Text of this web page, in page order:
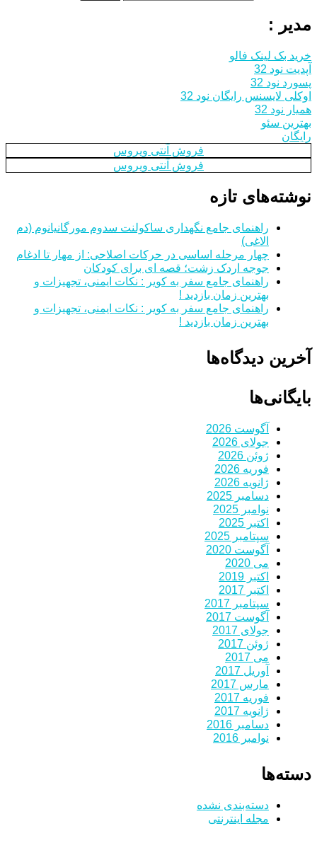
مدیر :
خرید بک لینک فالو
آپدیت نود 32
پسورد نود 32
اوکلی لایسنس رایگان نود 32
همیار نود 32
بهترین سئو
رایگان
فروش آنتی ویروس
فروش آنتی ویروس
نوشته‌های تازه
راهنمای جامع نگهداری ساکولنت سدوم مورگانیانوم (دم
الاغی)
چهار مرحله اساسی در حرکات اصلاحی: از مهار تا ادغام
جوجه اردک زشت؛ قصه ای برای کودکان
راهنمای جامع سفر به کویر : نکات ایمنی، تجهیزات و
بهترین زمان بازدید !
راهنمای جامع سفر به کویر : نکات ایمنی، تجهیزات و
بهترین زمان بازدید !
آخرین دیدگاه‌ها
بایگانی‌ها
آگوست 2026
جولای 2026
ژوئن 2026
فوریه 2026
ژانویه 2026
دسامبر 2025
نوامبر 2025
اکتبر 2025
سپتامبر 2025
آگوست 2020
می 2020
اکتبر 2019
اکتبر 2017
سپتامبر 2017
آگوست 2017
جولای 2017
ژوئن 2017
می 2017
آوریل 2017
مارس 2017
فوریه 2017
ژانویه 2017
دسامبر 2016
نوامبر 2016
دسته‌ها
دسته‌بندی نشده
مجله اینترنتی